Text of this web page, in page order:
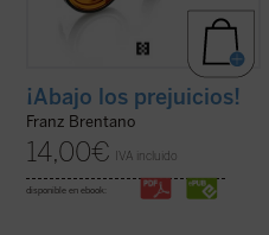
¡Abajo los prejuicios!
Franz Brentano
14,00€ IVA incluido
disponible en ebook: